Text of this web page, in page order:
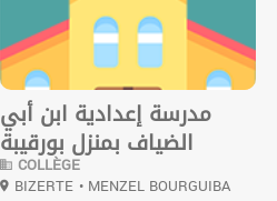
مدرسة إعدادية ابن أبي
الضياف بمنزل بورقيبة
COLLÈGE
BIZERTE • MENZEL BOURGUIBA